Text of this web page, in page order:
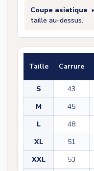
Coupe asiatique
taille au-dessus.
Taille Carrure
S 43
M
45
L
48
XL
51
XXL
53